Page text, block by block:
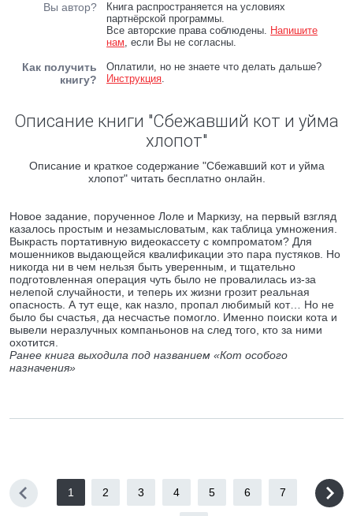
Вы автор?
Книга распространяется на условиях
партнёрской программы.
Все авторские права соблюдены. Напишите
нам, если Вы не согласны.
Как получить
книгу?
Оплатили, но не знаете что делать дальше?
Инструкция.
Описание книги "Сбежавший кот и уйма
хлопот"
Описание и краткое содержание "Сбежавший кот и уйма
хлопот" читать бесплатно онлайн.
Новое задание, порученное Лоле и Маркизу, на первый взгляд
казалось простым и незамысловатым, как таблица умножения.
Выкрасть портативную видеокассету с компроматом? Для
мошенников выдающейся квалификации это пара пустяков. Но
никогда ни в чем нельзя быть уверенным, и тщательно
подготовленная операция чуть было не провалилась из-за
нелепой случайности, и теперь их жизни грозит реальная
опасность. А тут еще, как назло, пропал любимый кот… Но не
было бы счастья, да несчастье помогло. Именно поиски кота и
вывели неразлучных компаньонов на след того, кто за ними
охотится.
Ранее книга выходила под названием «Кот особого
назначения»
1 2 3 4 5 6 7